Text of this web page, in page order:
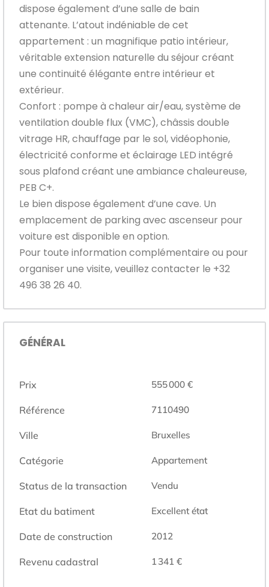
dispose également d’une salle de bain
attenante. L’atout indéniable de cet
appartement : un magnifique patio intérieur,
véritable extension naturelle du séjour créant
une continuité élégante entre intérieur et
extérieur.
Confort : pompe à chaleur air/eau, système de
ventilation double flux (VMC), châssis double
vitrage HR, chauffage par le sol, vidéophonie,
électricité conforme et éclairage LED intégré
sous plafond créant une ambiance chaleureuse,
PEB C+.
Le bien dispose également d’une cave. Un
emplacement de parking avec ascenseur pour
voiture est disponible en option.
Pour toute information complémentaire ou pour
organiser une visite, veuillez contacter le +32
496 38 26 40.
GÉNÉRAL
Prix 555 000 €
Référence 7110490
Ville Bruxelles
Catégorie Appartement
Status de la transaction Vendu
Etat du batiment Excellent état
Date de construction 2012
Revenu cadastral 1 341 €